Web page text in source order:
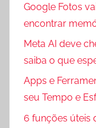
Google Fotos
encontrar
Meta AI deve
saiba o que
Apps e
seu Tempo e
6 funções úteis